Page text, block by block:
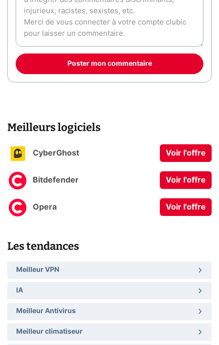
Poster mon commentaire
Meilleurs logiciels
CyberGhost Voir l'offre
Bitdefender Voir l'offre
Opera Voir l'offre
Les tendances
Meilleur VPN
IA
Meilleur Antivirus
Meilleur climatiseur